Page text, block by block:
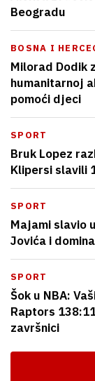
Beogradu
BOSNA I
Milorad Dodik
humanitarnoj
pomoći djeci
SPORT
Bruk Lopez
Klipersi slavili
SPORT
Majami slavio
Jovića i
SPORT
Šok u NBA:
Raptors
završnici